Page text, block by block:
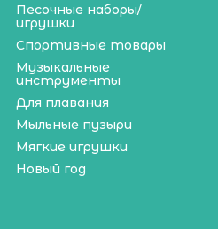
Песочные наборы/
игрушки
Спортивные товары
Музыкальные
инструменты
Для плавания
Мыльные пузыри
Мягкие игрушки
Новый год